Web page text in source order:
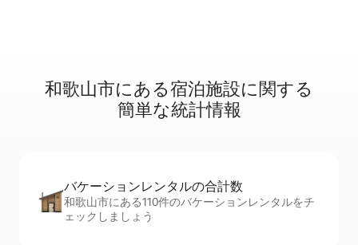
和歌山市に⁠あ⁠る宿⁠泊⁠施⁠設⁠に関⁠す⁠る
簡⁠単⁠な統⁠計⁠情⁠報
バケーションレ⁠ン⁠タ⁠ル⁠の合⁠計⁠数
和歌山市にある110件のバケーションレンタルをチ
ェックしましょう